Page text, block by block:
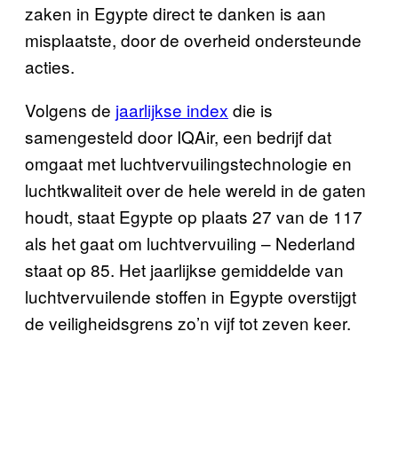
zaken in Egypte direct te danken is aan
misplaatste, door de overheid ondersteunde
acties.
Volgens de jaarlijkse index die is
samengesteld door IQAir, een bedrijf dat
omgaat met luchtvervuilingstechnologie en
luchtkwaliteit over de hele wereld in de gaten
houdt, staat Egypte op plaats 27 van de 117
als het gaat om luchtvervuiling – Nederland
staat op 85. Het jaarlijkse gemiddelde van
luchtvervuilende stoffen in Egypte overstijgt
de veiligheidsgrens zo’n vijf tot zeven keer.